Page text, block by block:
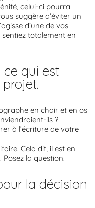
celui-ci pourra
suggère d’éviter un
d’une de vos
totalement en
ce qui est
en chair et en os
ils ?
à l’écriture de votre
Cela dit, il est en
Posez la question.
la décision